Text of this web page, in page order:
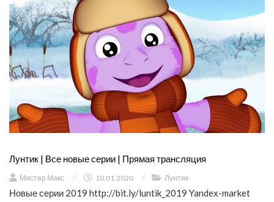
Лунтик | Все новые серии | Прямая трансляция
Мистер Макс / 10.01.2020 / Лунтик
Новые серии 2019 http://bit.ly/luntik_2019 Yandex-market